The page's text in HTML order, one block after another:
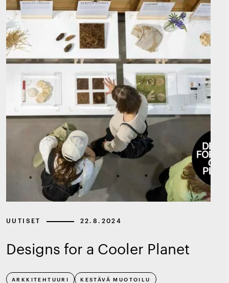
UUTISET 22.8.2024
Designs for a Cooler Planet
ARKKITEHTUURI
KESTÄVÄ MUOTOILU